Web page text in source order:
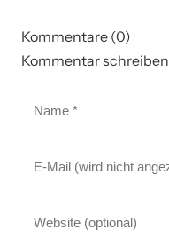
Kommentare (0)
Kommentar schreiben